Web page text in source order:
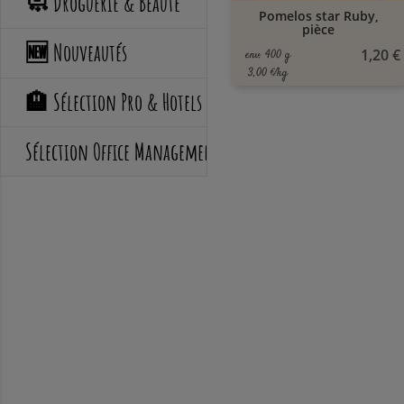
🆕 Nouveautés
🏨 Sélection Pro & Hotels
Sélection Office Management
Pomelos star Ruby,
pièce
env. 400 g
3,00 €/kg
1,20 €